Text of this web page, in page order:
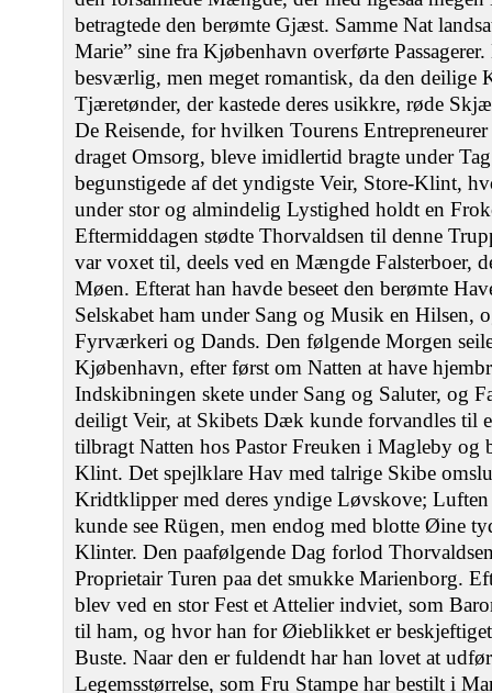
betragtede den berømte Gjæst. Samme Nat
Marie” sine fra Kjøbenhavn overførte
besværlig, men meget romantisk, da den deilige
Tjæretønder, der kastede deres usikkre, røde
De Reisende, for hvilken Tourens Entrepreneurer
draget Omsorg, bleve imidlertid bragte under
begunstigede af det yndigste Veir, Store-Klint,
under stor og almindelig Lystighed holdt en
Eftermiddagen stødte Thorvaldsen til denne
var voxet til, deels ved en Mængde Falsterboer,
Møen. Efterat han havde beseet den berømte
Selskabet ham under Sang og Musik en Hilsen,
Fyrværkeri og Dands. Den følgende Morgen
Kjøbenhavn, efter først om Natten at have
Indskibningen skete under Sang og Saluter, og
deiligt Veir, at Skibets Dæk kunde forvandles til
tilbragt Natten hos Pastor Freuken i Magleby og
Klint. Det spejlklare Hav med talrige Skibe
Kridtklipper med deres yndige Løvskove;
kunde see Rügen, men endog med blotte Øine
Klinter. Den paafølgende Dag forlod
Proprietair Turen paa det smukke Marienborg.
blev ved en stor Fest et Attelier indviet, som
til ham, og hvor han for Øieblikket er
Buste. Naar den er fuldendt har han lovet at
Legemsstørrelse, som Fru Stampe har bestilt i